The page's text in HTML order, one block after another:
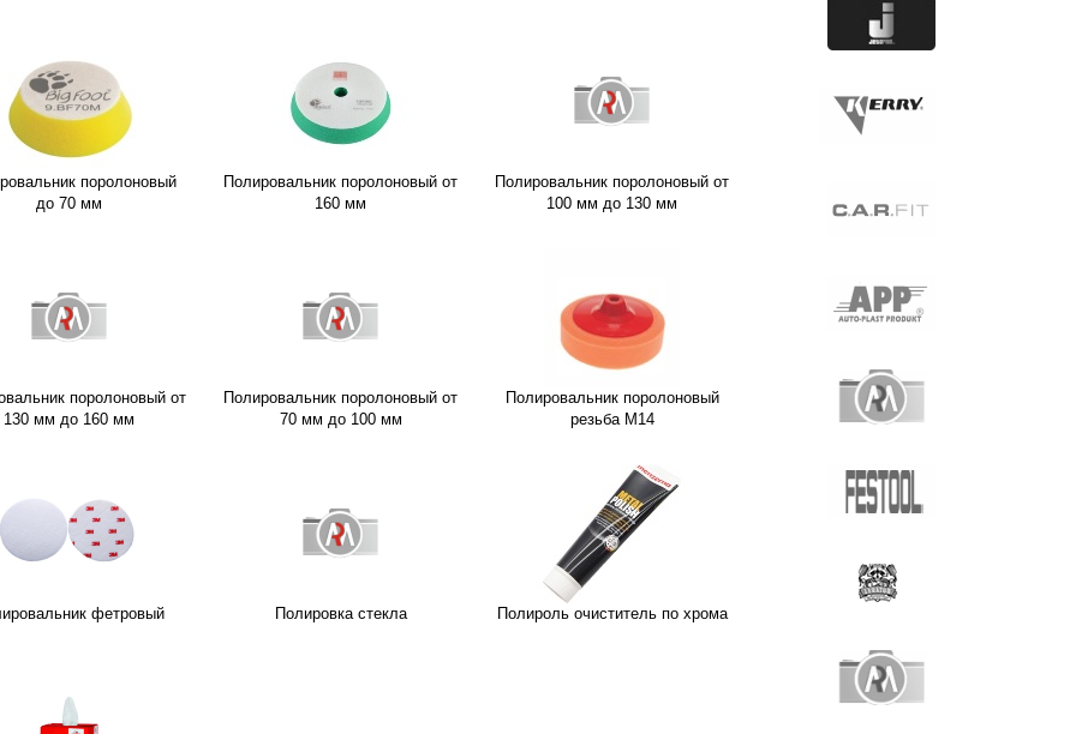
поролоновый
до 70 мм
Полировальник поролоновый от
160 мм
Полировальник поролоновый от
100 мм до 130 мм
поролоновый от
130 мм до 160 мм
Полировальник поролоновый от
70 мм до 100 мм
Полировальник поролоновый
резьба М14
фетровый Полировка стекла Полироль очиститель по хрома